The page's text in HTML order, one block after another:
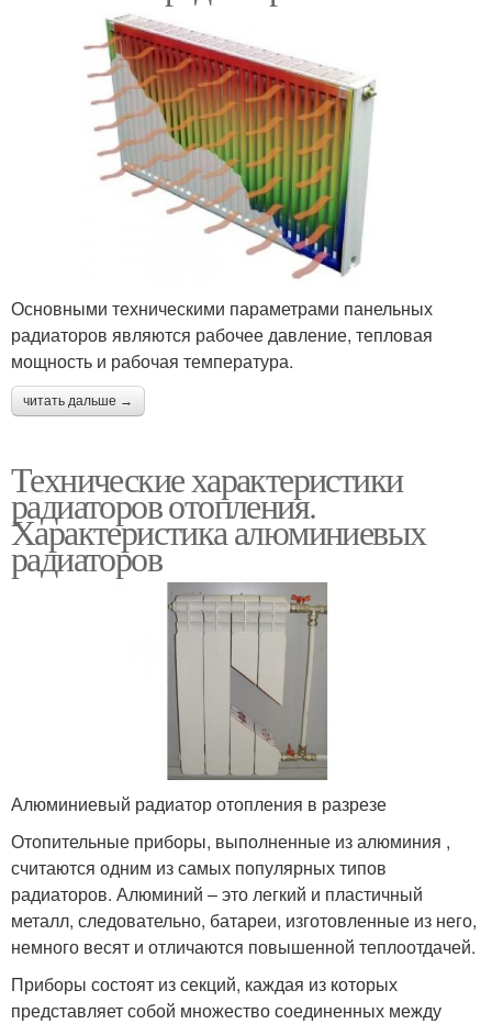
Основными техническими параметрами панельных
радиаторов являются рабочее давление, тепловая
мощность и рабочая температура.
читать дальше →
Технические характеристики
радиаторов отопления.
Характеристика алюминиевых
радиаторов
Алюминиевый радиатор отопления в разрезе
Отопительные приборы, выполненные из алюминия ,
считаются одним из самых популярных типов
радиаторов. Алюминий – это легкий и пластичный
металл, следовательно, батареи, изготовленные из него,
немного весят и отличаются повышенной теплоотдачей.
Приборы состоят из секций, каждая из которых
представляет собой множество соединенных между